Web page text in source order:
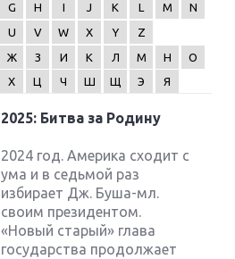
G H I J K L M
N
U V W X Y
Z
Ж З И К Л М Н
О
Х Ц Ч Ш Щ Э Я
2025: Битва за Родину
2024 год. Америка сходит с
ума и в седьмой раз
избирает Дж. Буша-мл.
своим президентом.
«Новый старый» глава
государства продолжает